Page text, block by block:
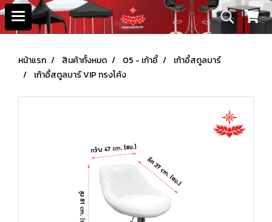
หน้าแรก สินค้าทั้งหมด 05 - เก้าอี้
เก้าอี้สตูลบาร์
เก้าอี้สตูลบาร์ VIP ทรงโค้ง